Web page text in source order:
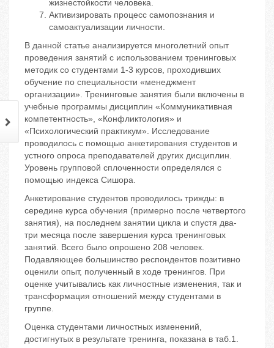
жизнестойкости человека.
Активизировать процесс самопознания и
самоактуализации личности.
В данной статье анализируется многолетний опыт
проведения занятий с использованием тренинговых
методик со студентами 1-3 курсов, проходивших
обучение по специальности «менеджмент
организации». Тренинговые занятия были включены в
учебные программы дисциплин «Коммуникативная
компетентность», «Конфликтология» и
«Психологический практикум». Исследование
проводилось с помощью анкетирования студентов и
устного опроса преподавателей других дисциплин.
Уровень групповой сплоченности определялся с
помощью индекса Сишора.
Анкетирование студентов проводилось трижды: в
середине курса обучения (примерно после четвертого
занятия), на последнем занятии цикла и спустя два-
три месяца после завершения курса тренинговых
занятий. Всего было опрошено 208 человек.
Подавляющее большинство респондентов позитивно
оценили опыт, полученный в ходе тренингов. При
оценке учитывались как личностные изменения, так и
трансформация отношений между студентами в
группе.
Оценка студентами личностных изменений,
достигнутых в результате тренинга, показана в таб.1.